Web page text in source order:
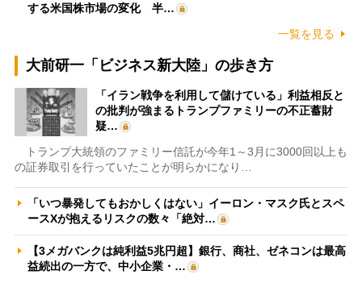
する米国株市場の変化 半…
一覧を見る
大前研一「ビジネス新大陸」の歩き方
「イラン戦争を利用して儲けている」利益相反と
の批判が強まるトランプファミリーの不正蓄財
疑…
トランプ大統領のファミリー信託が今年1～3月に3000回以上も
の証券取引を行っていたことが明らかになり…
「いつ暴発してもおかしくはない」イーロン・マスク氏とスペ
ースXが抱えるリスクの数々「絶対…
【3メガバンクは純利益5兆円超】銀行、商社、ゼネコンは最高
益続出の一方で、中小企業・…